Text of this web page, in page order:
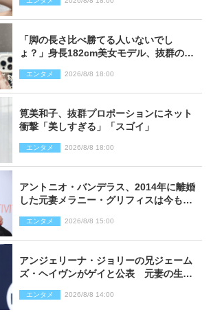
「脚の長さ比べ勝てる人いないでし
ょ？」身長182cm美女モデル、抜群のプ
エンタメ 2026/8/8 18:00
筧美和子、抜群プロポーションにネット
衝撃「美しすぎる」「スゴイ」
エンタメ 2026/8/8 18:00
アントニオ・バンデラス、2014年に離婚
した元妻メラニー・グリフィスは今も
エンタメ 2026/8/8 15:00
アンジェリーナ・ジョリーの兄ジェーム
ズ・ヘイヴンがゲイと公表 元妻の生配
エンタメ 2026/8/8 14:00